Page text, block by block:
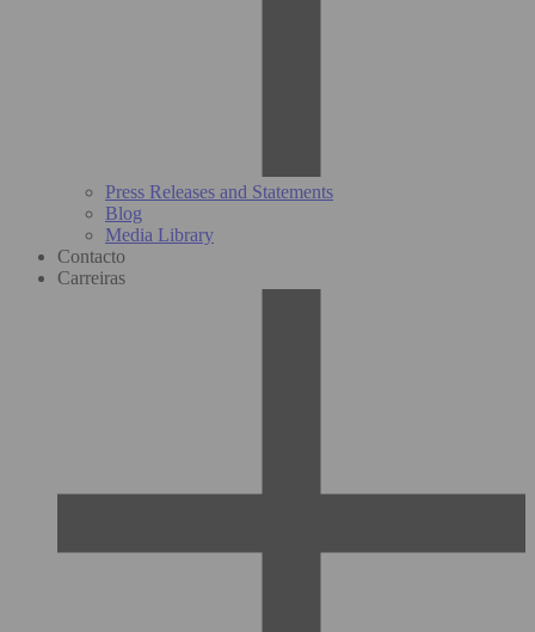
Press Releases and Statements
Blog
Media Library
Contacto
Carreiras